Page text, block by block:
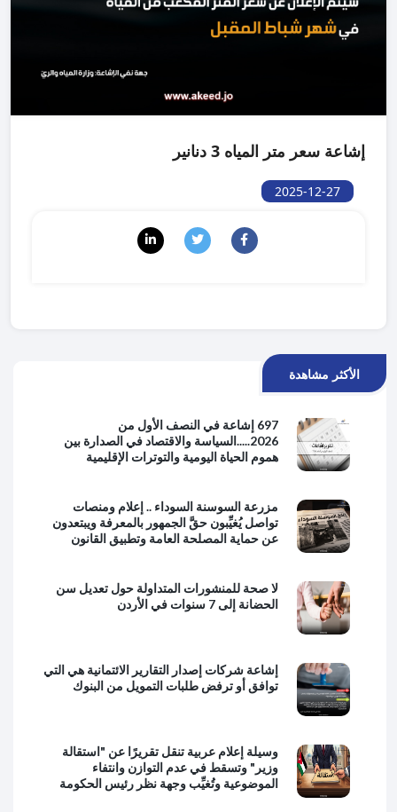
إشاعة سعر متر المياه 3 دنانير
2025-12-27
الأكثر مشاهدة
697 إشاعة في النصف الأول من
2026.....السياسة والاقتصاد في الصدارة بين
هموم الحياة اليومية والتوترات الإقليمية
مزرعة السوسنة السوداء .. إعلام ومنصات
تواصل يُغيِّبون حقَّ الجمهور بالمعرفة ويبتعدون
عن حماية المصلحة العامة وتطبيق القانون
لا صحة للمنشورات المتداولة حول تعديل سن
الحضانة إلى 7 سنوات في الأردن
إشاعة شركات إصدار التقارير الائتمانية هي التي
توافق أو ترفض طلبات التمويل من البنوك
وسيلة إعلام عربية تنقل تقريرًا عن "استقالة
وزير" وتسقط في عدم التوازن وانتفاء
الموضوعية وتُغيِّب وجهة نظر رئيس الحكومة